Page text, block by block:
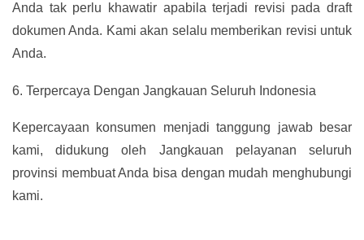
Anda tak perlu khawatir apabila terjadi revisi pada draft
dokumen Anda. Kami akan selalu memberikan revisi untuk
Anda.
6. Terpercaya Dengan Jangkauan Seluruh Indonesia
Kepercayaan konsumen menjadi tanggung jawab besar
kami, didukung oleh Jangkauan pelayanan seluruh
provinsi membuat Anda bisa dengan mudah menghubungi
kami.